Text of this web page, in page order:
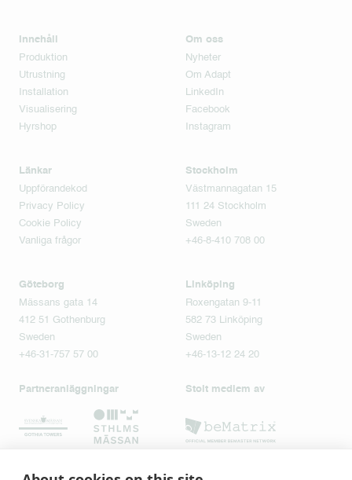
Innehåll
Produktion
Utrustning
Installation
Visualisering
Hyrshop
Om oss
Nyheter
Om Adapt
LinkedIn
Facebook
Instagram
Länkar
Uppförandekod
Privacy Policy
Cookie Policy
Vanliga frågor
Stockholm
Västmannagatan 15
111 24 Stockholm
Sweden
+46-8-410 708 00
Göteborg
Mässans gata 14
412 51 Gothenburg
Sweden
+46-31-757 57 00
Linköping
Roxengatan 9-11
582 73 Linköping
Sweden
+46-13-12 24 20
Partneranläggningar Stolt medlem av